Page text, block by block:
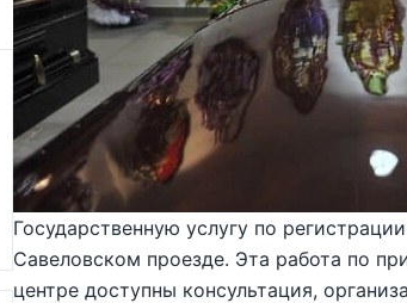
Государственную услугу по
Савеловском проезде. Эта работа по
центре доступны консультация,